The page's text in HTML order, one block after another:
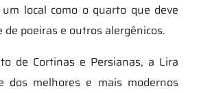
local como o quarto que deve
de poeiras e outros alergênicos.
de Cortinas e Persianas, a Lira
dos melhores e mais modernos